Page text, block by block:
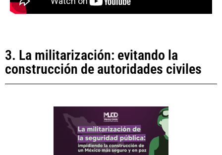
3. La militarización: evitando la
construcción de autoridades civiles